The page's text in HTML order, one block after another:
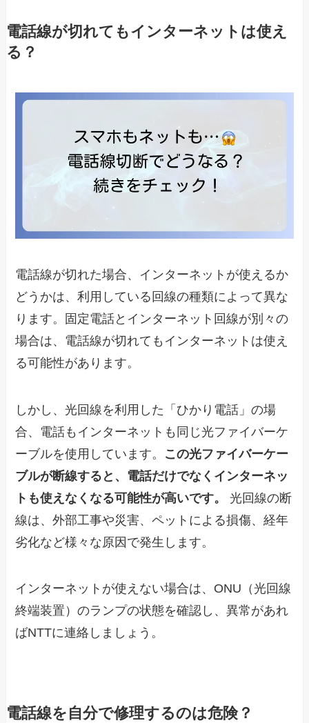
電話線が切れてもインターネットは使え
る？
電話線が切れた場合、インターネットが使えるか
どうかは、利用している回線の種類によって異な
ります。固定電話とインターネット回線が別々の
場合は、電話線が切れてもインターネットは使え
る可能性があります。
しかし、光回線を利用した「ひかり電話」の場
合、電話もインターネットも同じ光ファイバーケ
ーブルを使用しています。 この光ファイバーケー
ブルが断線すると、電話だけでなくインターネッ
トも使えなくなる可能性が高いです。
光回線の断
線は、外部工事や災害、ペットによる損傷、経年
劣化など様々な原因で発生します。
インターネットが使えない場合は、ONU（光回線
終端装置）のランプの状態を確認し、異常があれ
ばNTTに連絡しましょう。
電話線を自分で修理するのは危険？